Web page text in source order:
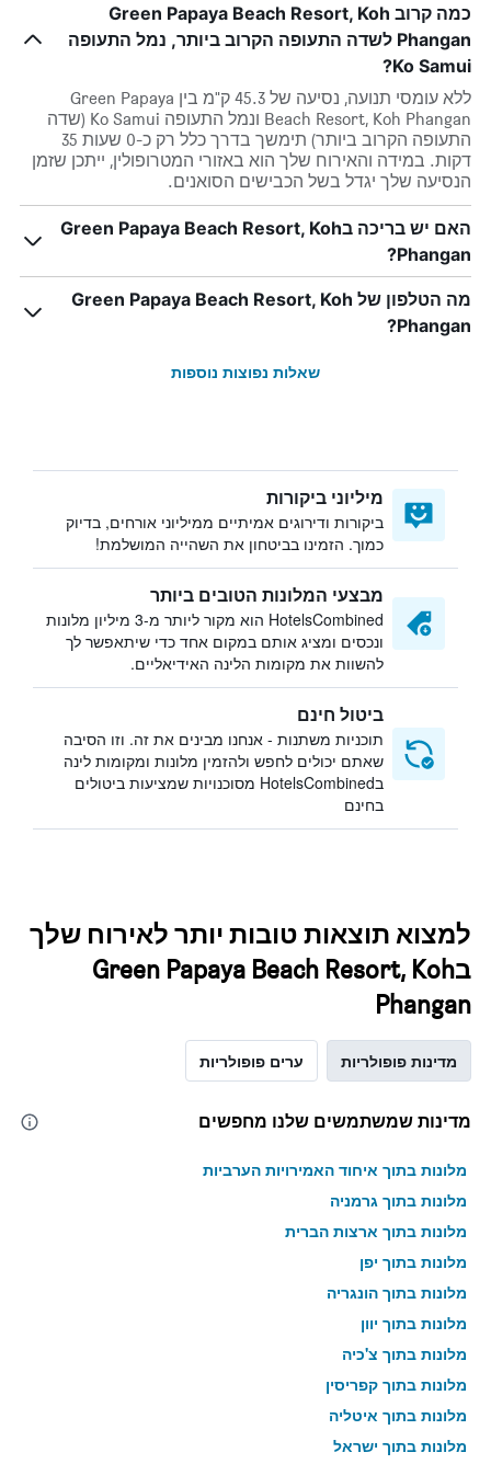
כמה קרוב Green Papaya Beach Resort, Koh
Phangan לשדה התעופה הקרוב ביותר, נמל התעופה
Ko Samui?
ללא עומסי תנועה, נסיעה של 45.3 ק"מ בין Green Papaya
Beach Resort, Koh Phangan ונמל התעופה Ko Samui (שדה
התעופה הקרוב ביותר) תימשך בדרך כלל רק כ-0 שעות 35
דקות. במידה והאירוח שלך הוא באזורי המטרופולין, ייתכן שזמן
הנסיעה שלך יגדל בשל הכבישים הסואנים.
האם יש בריכה בGreen Papaya Beach Resort, Koh
Phangan?
מה הטלפון של Green Papaya Beach Resort, Koh
Phangan?
שאלות נפוצות נוספות
מיליוני ביקורות
ביקורות ודירוגים אמיתיים ממיליוני אורחים, בדיוק
כמוך. הזמינו בביטחון את השהייה המושלמת!
מבצעי המלונות הטובים ביותר
HotelsCombined הוא מקור ליותר מ-3 מיליון מלונות
ונכסים ומציג אותם במקום אחד כדי שיתאפשר לך
להשוות את מקומות הלינה האידיאליים.
ביטול חינם
תוכניות משתנות - אנחנו מבינים את זה. וזו הסיבה
שאתם יכולים לחפש ולהזמין מלונות ומקומות לינה
בHotelsCombined מסוכנויות שמציעות ביטולים
בחינם
למצוא תוצאות טובות יותר לאירוח שלך
בGreen Papaya Beach Resort, Koh
Phangan
מדינות פופולריות ערים פופולריות
מדינות שמשתמשים שלנו מחפשים
מלונות בתוך איחוד האמירויות הערביות
מלונות בתוך גרמניה
מלונות בתוך ארצות הברית
מלונות בתוך יפן
מלונות בתוך הונגריה
מלונות בתוך יוון
מלונות בתוך צ'כיה
מלונות בתוך קפריסין
מלונות בתוך איטליה
מלונות בתוך ישראל